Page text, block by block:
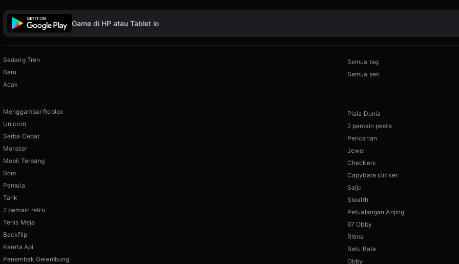
Game di HP atau Tablet lo
Sedang Tren
Baru
Acak
Semua tag
Semua seri
Menggambar Roblox
Unicorn
Serba Cepat
Monster
Mobil Terbang
Bom
Pemula
Tank
2 pemain retro
Tenis Meja
Backflip
Kereta Api
Penembak Gelembung
Piala Dunia
2 pemain pesta
Pencarian
Jewel
Checkers
Capybara clicker
Salju
Stealth
Petualangan Anjing
67 Obby
Ritme
Batu Bata
Obby